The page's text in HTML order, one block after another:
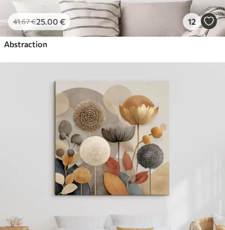
41.67€25 .00 € 12
Abstraction